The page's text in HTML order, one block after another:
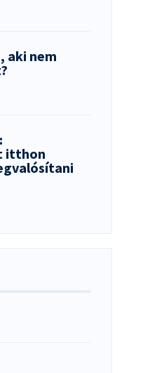
aki nem
itthon